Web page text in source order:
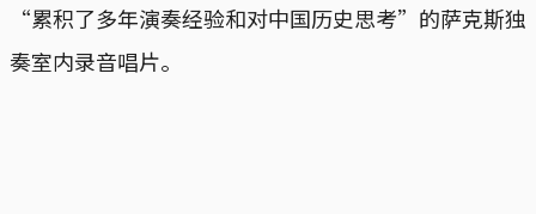
“累积了多年演奏经验和对中国历史思考”的萨克斯独
奏室内录音唱片。